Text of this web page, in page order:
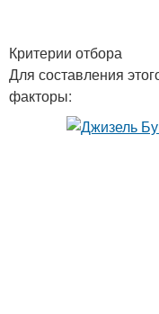
Критерии отбора
Для составления
факторы: